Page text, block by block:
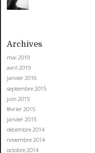
Archives
mai 2019
avril 2019
janvier 2016
septembre 2015
juin 2015
février 2015
janvier 2015
décembre 2014
novembre 2014
octobre 2014